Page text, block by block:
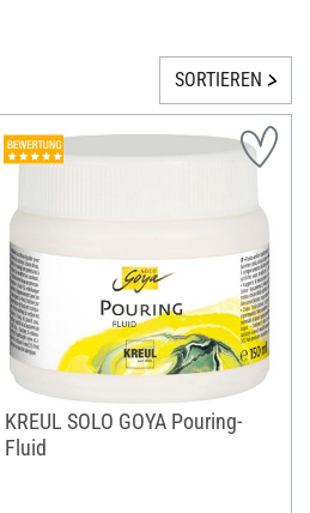
SORTIEREN
KREUL SOLO GOYA Pouring-
Fluid